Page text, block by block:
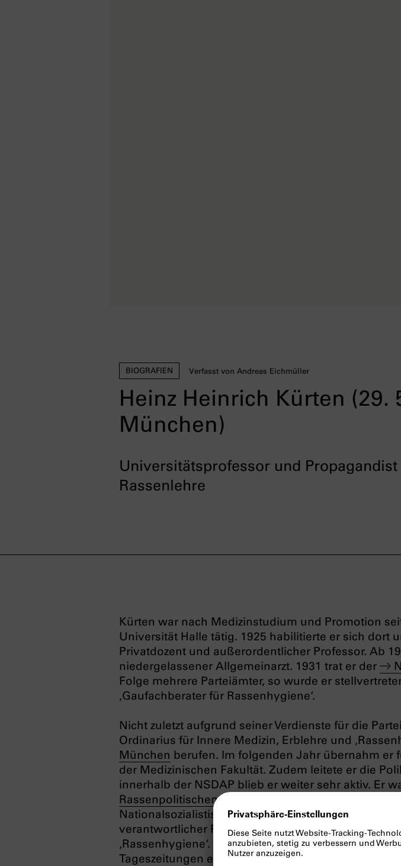
Heinz Heinrich Kürten (29.
München)
BIOGRAFIEN Verfasst von Andreas Eichmüller
Universitätsprofessor und
Rassenlehre
Kürten war nach Medizinstudium und Promotion
Universität Halle tätig. 1925 habilitierte er sich dort
Privatdozent und außerordentlicher Professor. Ab
niedergelassener Allgemeinarzt. 1931 trat er der
Folge mehrere Parteiämter, so wurde er
‚Gaufachberater für Rassenhygiene‘.
Nicht zuletzt aufgrund seiner Verdienste für die
Ordinarius für Innere Medizin, Erblehre und
München berufen. Im folgenden Jahr übernahm er
der Medizinischen Fakultät. Zudem leitete er die
innerhalb der NSDAP blieb er weiter sehr aktiv. Er
Rassenpolitischen Amtes
der Partei sowie
Nationalsozialistischen Deutschen Ärztebundes,
verantwortlicher Redakteur führte. Kürten forschte
‚Rassenhygiene‘. 1937 publizierte er inZiel und Weg
Tageszeitungen einen Artikel mit den Titel „Der